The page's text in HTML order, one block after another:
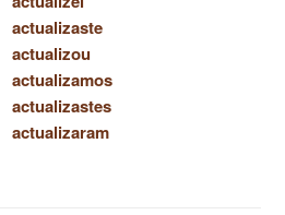
actualizaste
actualizou
actualizamos
actualizastes
actualizaram